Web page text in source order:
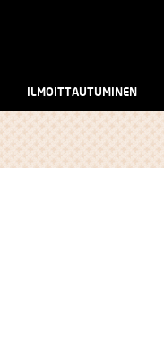
ILMOITTAUTUMINEN